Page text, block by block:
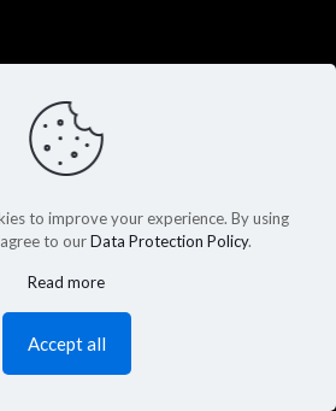
to improve your experience. By using
to ourData Protection Policy.
Read more
Accept all